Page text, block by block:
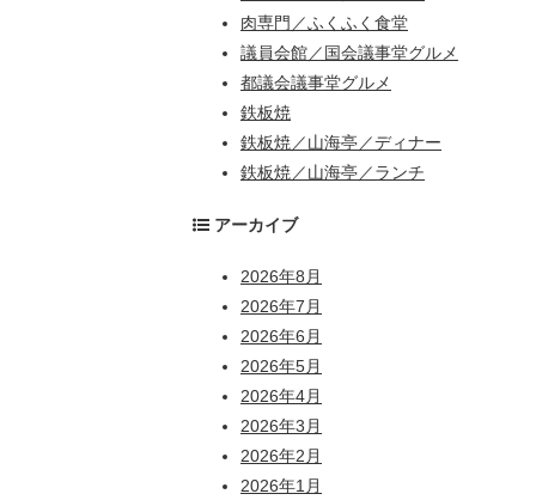
肉専門／ふくふく食堂
議員会館／国会議事堂グルメ
都議会議事堂グルメ
鉄板焼
鉄板焼／山海亭／ディナー
鉄板焼／山海亭／ランチ
アーカイブ
2026年8月
2026年7月
2026年6月
2026年5月
2026年4月
2026年3月
2026年2月
2026年1月